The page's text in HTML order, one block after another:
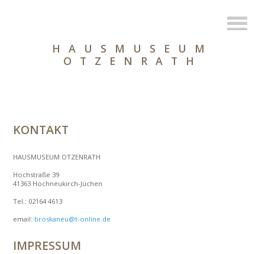
HAUSMUSEUM
OTZENRATH
KONTAKT
HAUSMUSEUM OTZENRATH
Hochstraße 39
41363 Hochneukirch-Jüchen
Tel.: 02164 4613
email: broskaneu@t-online.de
IMPRESSUM